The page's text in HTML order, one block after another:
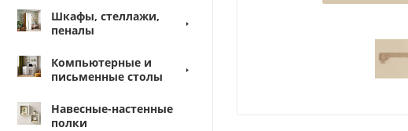
Шкафы, стеллажи,
пеналы
Компьютерные и
письменные столы
Навесные-настенные
полки